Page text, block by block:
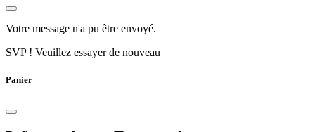
Votre message n'a pu être envoyé.
SVP ! Veuillez essayer de nouveau
Panier